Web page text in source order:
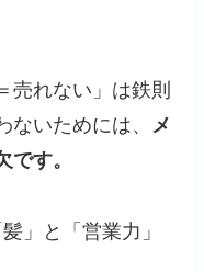
売れない」は鉄則
いためには、
メ
です。
」と「営業力」